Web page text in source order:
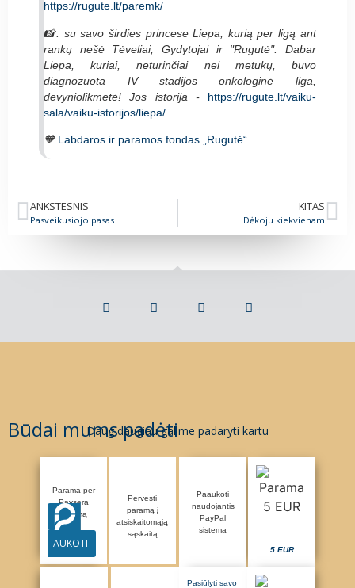
https://rugute.lt/paremk/
📸: su savo širdies princese Liepa, kurią per ligą ant
rankų nešė Tėveliai, Gydytojai ir "Rugutė". Dabar
Liepa, kuriai, neturinčiai nei metukų, buvo
diagnozuota IV stadijos onkologinė liga,
devyniolikmetė! Jos istorija - https://rugute.lt/vaiku-
sala/vaiku-istorijos/liepa/
🧡 Labdaros ir paramos fondas „Rugutė“
ANKSTESNIS
Pasveikusiojo pasas
KITAS
Dėkoju kiekvienam
Būdai mums padėti
Daug daugiau galime padaryti kartu
Parama per
Paysera
sistemą
AUKOTI
Pervesti
paramą į
atsiskaitomąją
sąskaitą
Paaukoti
naudojantis
PayPal
sistema
5 EUR
Pasiūlyti savo